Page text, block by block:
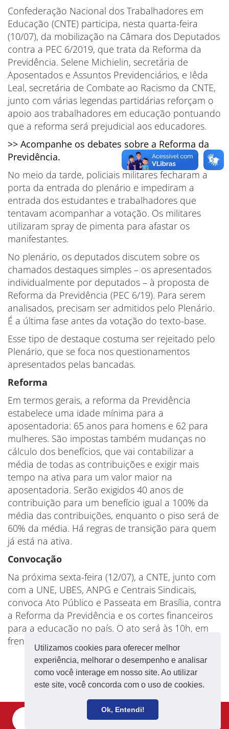
Utilizamos cookies para oferecer melhor
experiência, melhorar o desempenho e analisar
como você interage em nosso site. Ao utilizar
este site, você concorda com o uso de cookies.
Ok, Entendi!
Confederação Nacional dos Trabalhadores em
Educação (CNTE) participa, nesta quarta-feira
(10/07), da mobilização na Câmara dos Deputados
contra a PEC 6/2019, que trata da Reforma da
Previdência. Selene Michielin, secretária de
Aposentados e Assuntos Previdenciários, e Iêda
Leal, secretária de Combate ao Racismo da CNTE,
junto com várias legendas partidárias reforçam o
apoio aos trabalhadores em educação pontuando
que a reforma será prejudicial aos educadores.
>> Acompanhe os debates sobre a Reforma da
Previdência.
No meio da tarde, policiais militares fecharam a
porta da entrada do plenário e impediram a
entrada dos estudantes e trabalhadores que
tentavam acompanhar a votação. Os militares
utilizaram spray de pimenta para afastar os
manifestantes.
No plenário, os deputados discutem sobre os
chamados destaques simples – os apresentados
individualmente por deputados – à proposta de
Reforma da Previdência (PEC 6/19). Para serem
analisados, precisam ser admitidos pelo Plenário.
É a última fase antes da votação do texto-base.
Esse tipo de destaque costuma ser rejeitado pelo
Plenário, que se foca nos questionamentos
apresentados pelas bancadas.
Reforma
Em termos gerais, a reforma da Previdência
estabelece uma idade mínima para a
aposentadoria: 65 anos para homens e 62 para
mulheres. São impostas também mudanças no
cálculo dos benefícios, que vai contabilizar a
média de todas as contribuições e exigir mais
tempo na ativa para um valor maior na
aposentadoria. Serão exigidos 40 anos de
contribuição para um benefício igual a 100% da
média das contribuições, enquanto o piso será de
60% da média. Há regras de transição para quem
já está na ativa.
Convocação
Na próxima sexta-feira (12/07), a CNTE, junto com
com a UNE, UBES, ANPG e Centrais Sindicais,
convoca Ato Público e Passeata em Brasília, contra
a Reforma da Previdência e os cortes financeiros
para a educação no país. O ato será às 10h, em
frente a Biblioteca Nacional.
Receba notícias